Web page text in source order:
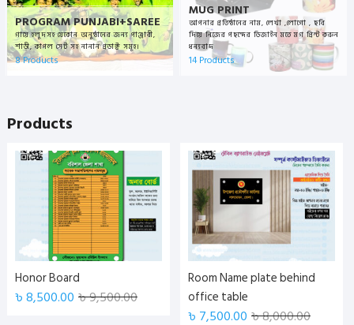
PROGRAM PUNJABI+SAREE
গায়ে হলুদসহ যেকোন অনুষ্ঠানের জন্য পাঞ্জাবী,
শাড়ী, কাপল সেট সহ নানান প্রডাক্ট সমূহ।
8 Products
MUG PRINT
আপনার প্রতিষ্ঠানের নাম, লেখা ,লোগো , ছবি
দিয়ে নিজের পছন্দের ডিজাইন মতে মগ প্রিন্ট করুন
ধন্যবাদ
14 Products
Products
Honor Board
৳9,500.00
৳8,500.00
Room Name plate behind
office table
৳8,000.00
৳ 7,500.00